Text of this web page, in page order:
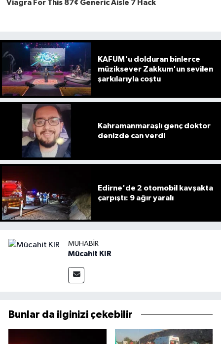
KAFUM'u dolduran binlerce
müziksever Zakkum'un sevilen
şarkılarıyla coştu
Kahramanmaraşlı genç doktor
denizde can verdi
Edirne'de 2 otomobil kavşakta
çarpıştı: 9 ağır yaralı
MUHABIR
Mücahit KIR
Bunlar da ilginizi çekebilir